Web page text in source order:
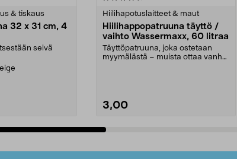
& tiskaus
32 x 31 cm, 4
selvä
Hiilihapotuslaitteet & maut
Hiilihappopatruuna täyttö /
vaihto Wassermaxx, 60 litraa
Täyttöpatruuna, joka ostetaan
myymälästä – muista ottaa vanha
3,00